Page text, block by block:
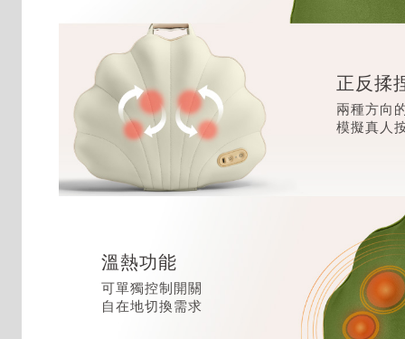
正反揉
兩種方向
模擬真人
溫熱功能
可單獨控制開關
自在地切換需求